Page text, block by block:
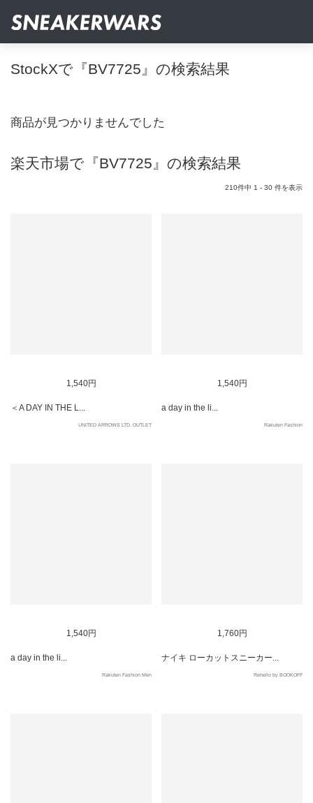
StockXで『BV7725』の検索結果
商品が見つかりませんでした
楽天市場で『BV7725』の検索結果
210件中 1 - 30 件を表示
1,540円
＜A DAY IN THE L...
UNITED ARROWS LTD. OUTLET
1,540円
a day in the li...
Rakuten Fashion
1,540円
a day in the li...
Rakuten Fashion Men
1,760円
ナイキ ローカットスニーカー...
Rehello by BOOKOFF